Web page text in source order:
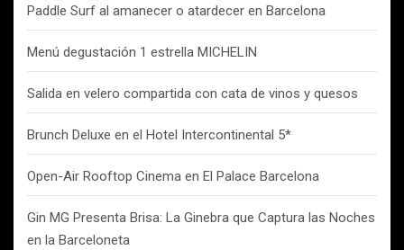
Paddle Surf al amanecer o atardecer en Barcelona
Menú degustación 1 estrella MICHELIN
Salida en velero compartida con cata de vinos y quesos
Brunch Deluxe en el Hotel Intercontinental 5*
Open-Air Rooftop Cinema en El Palace Barcelona
Gin MG Presenta Brisa: La Ginebra que Captura las Noches
en la Barceloneta